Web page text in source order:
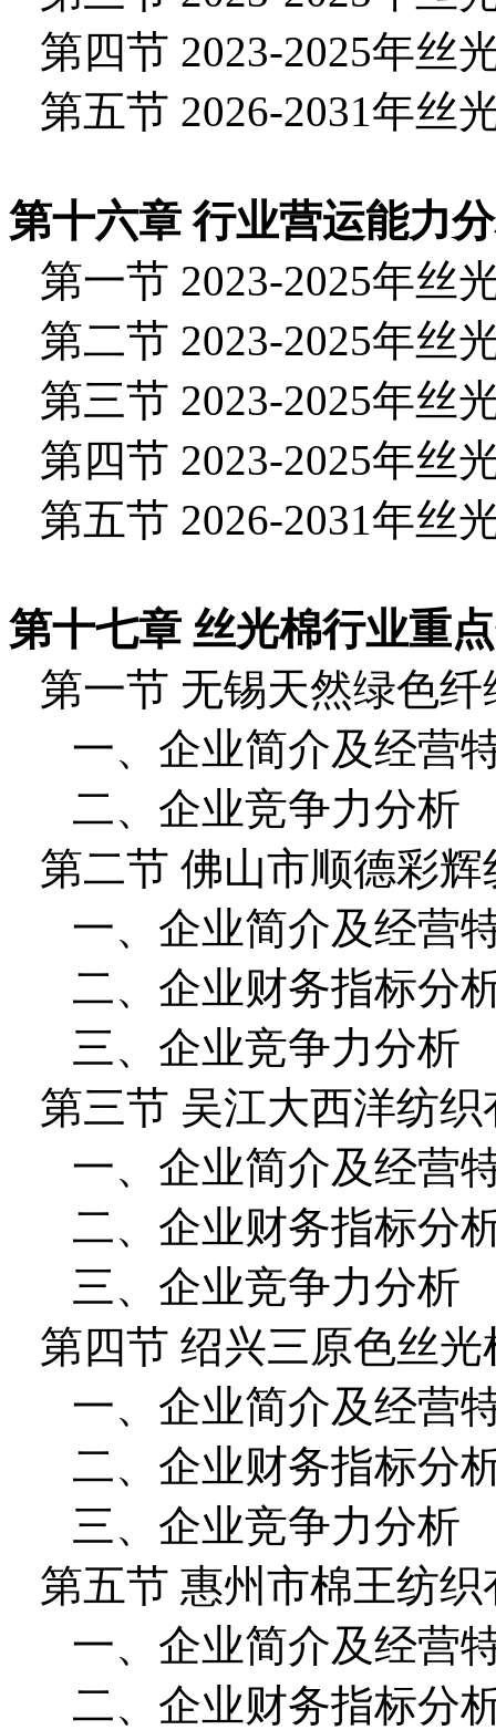
第四节 2023-2025年丝
第五节 2026-2031年丝
第十六章 行业营运能力
第一节 2023-2025年丝
第二节 2023-2025年丝
第三节 2023-2025年丝
第四节 2023-2025年丝
第五节 2026-2031年丝
第十七章 丝光棉行业重
第一节 无锡天然绿色
一、企业简介及经营
二、企业竞争力分析
第二节 佛山市顺德彩
一、企业简介及经营
二、企业财务指标分
三、企业竞争力分析
第三节 吴江大西洋纺
一、企业简介及经营
二、企业财务指标分
三、企业竞争力分析
第四节 绍兴三原色丝
一、企业简介及经营
二、企业财务指标分
三、企业竞争力分析
第五节 惠州市棉王纺
一、企业简介及经营
二、企业财务指标分